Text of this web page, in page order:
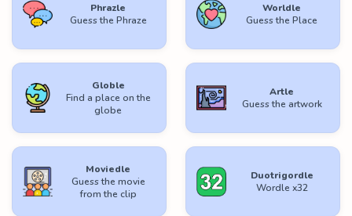
Phrazle
Guess the Phraze
Worldle
Guess the Place
Globle
Find a place on the
globe
Artle
Guess the artwork
Moviedle
Guess the movie
from the clip
Duotrigordle
Wordle x32